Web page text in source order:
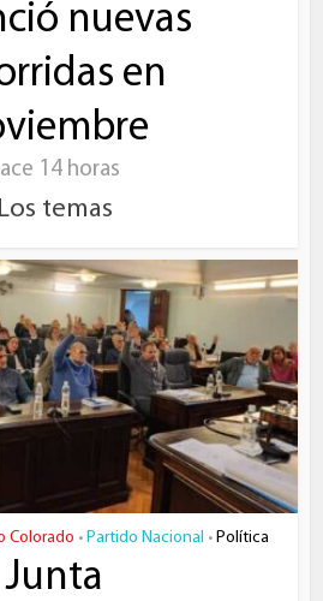
nuevas
en
14 horas
Los temas
Colorado • Partido Nacional • Política
Junta